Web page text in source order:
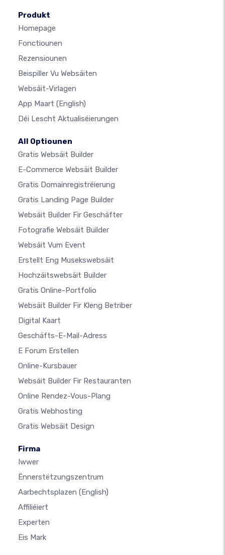
Produkt
Homepage
Fonctiounen
Rezensiounen
Beispiller Vu Websäiten
Websäit-Virlagen
App Maart (English)
Déi Lescht Aktualiséierungen
All Optiounen
Gratis Websäit Builder
E-Commerce Websäit Builder
Gratis Domainregistréierung
Gratis Landing Page Builder
Websäit Builder Fir Geschäfter
Fotografie Websäit Builder
Websäit Vum Event
Erstellt Eng Musekswebsäit
Hochzäitswebsäit Builder
Gratis Online-Portfolio
Websäit Builder Fir Kleng Betriber
Digital Kaart
Geschäfts-E-Mail-Adress
E Forum Erstellen
Online-Kursbauer
Websäit Builder Fir Restauranten
Online Rendez-Vous-Plang
Gratis Webhosting
Gratis Websäit Design
Firma
Iwwer
Ënnerstëtzungszentrum
Aarbechtsplazen (English)
Affiliéiert
Experten
Eis Mark